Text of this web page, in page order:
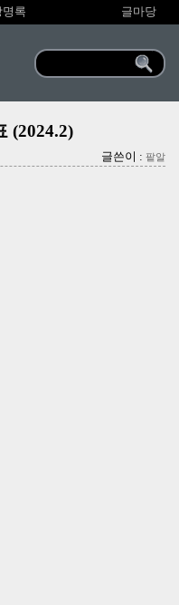
명록 글마당
(2024.2)
글쓴이 : 팥알